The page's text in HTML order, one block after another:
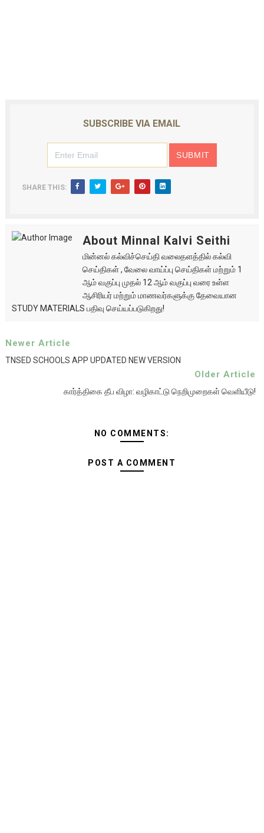
SUBSCRIBE VIA EMAIL
SHARE THIS:
About Minnal Kalvi Seithi
மின்னல் கல்விச்செய்தி வலைதளத்தில் கல்வி
செய்திகள் , வேலை வாய்ப்பு செய்திகள் மற்றும் 1
ஆம் வகுப்பு முதல் 12 ஆம் வகுப்பு வரை உள்ள
ஆசிரியர் மற்றும் மாணவர்களுக்கு தேவையான
STUDY MATERIALS பதிவு செய்யப்படுகிறது!
Newer Article
TNSED SCHOOLS APP UPDATED NEW VERSION
Older Article
கார்த்திகை தீப விழா: வழிகாட்டு நெறிமுறைகள் வெளியீடு!
NO COMMENTS:
POST A COMMENT